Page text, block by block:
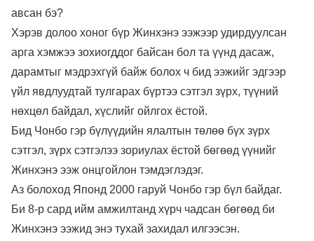
авсан бэ?
Хэрэв долоо хоног бүр Жинхэнэ ээжээр удирдуулсан
арга хэмжээ зохиогддог байсан бол та үүнд дасаж,
дарамтыг мэдрэхгүй байж болох ч бид ээжийг эдгээр
үйл явдлуудтай тулгарах бүртээ сэтгэл зүрх, түүний
нөхцөл байдал, хүслийг ойлгох ёстой.
Бид Чонбо гэр бүлүүдийн ялалтын төлөө бүх зүрх
сэтгэл, зүрх сэтгэлээ зориулах ёстой бөгөөд үүнийг
Жинхэнэ ээж онцгойлон тэмдэглэдэг.
Аз болоход Японд 2000 гаруй Чонбо гэр бүл байдаг.
Би 8-р сард ийм амжилтанд хүрч чадсан бөгөөд би
Жинхэнэ ээжид энэ тухай захидал илгээсэн.